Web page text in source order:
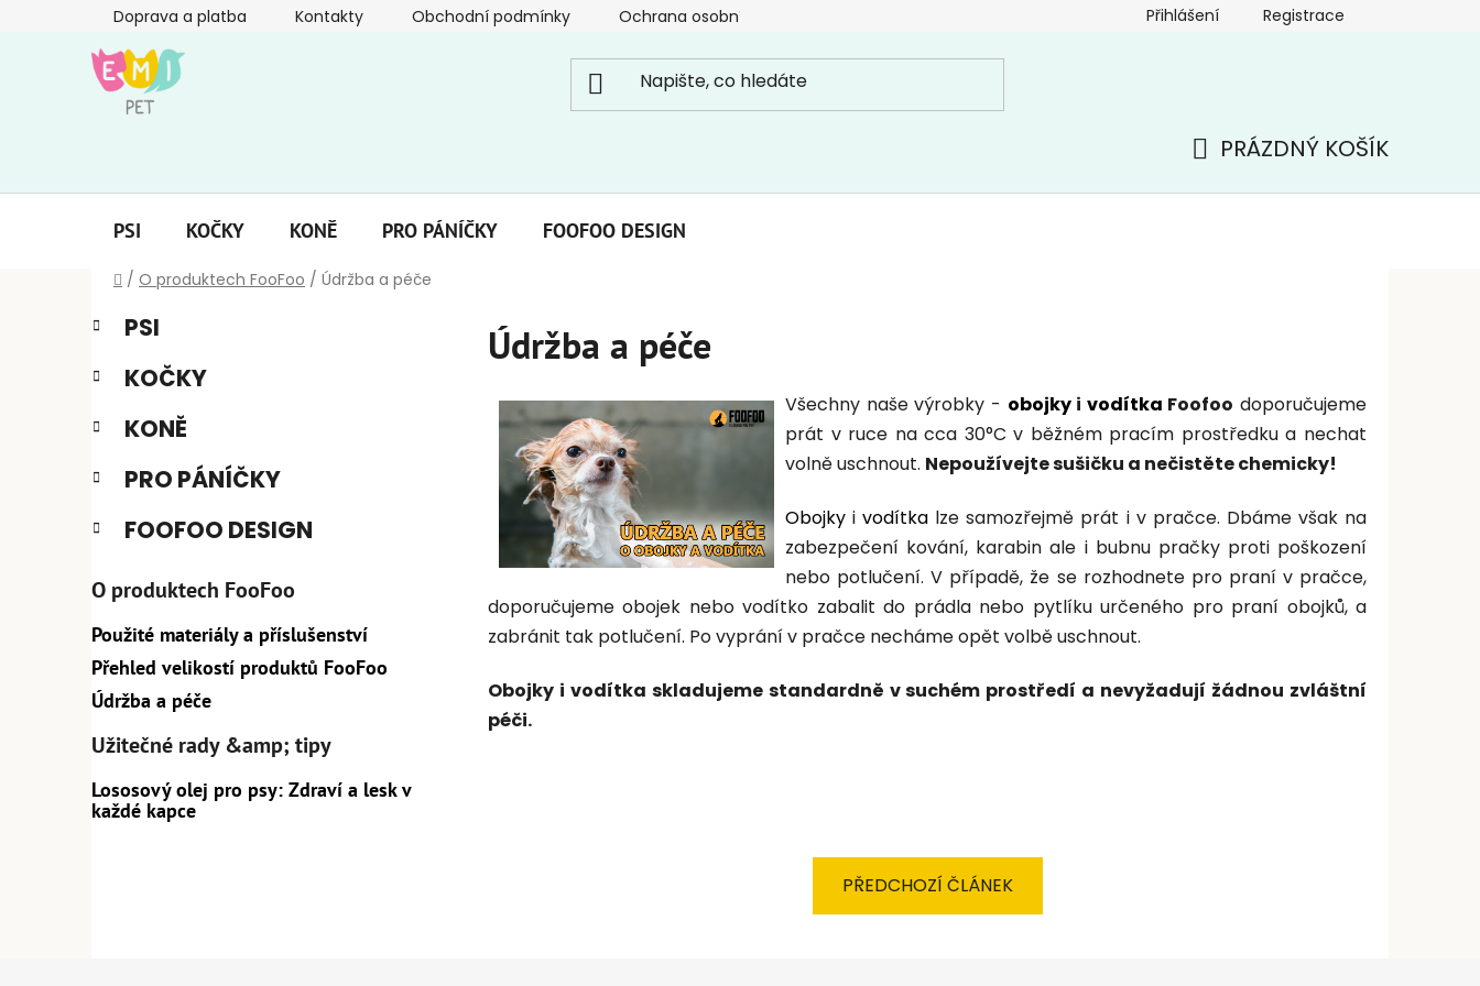
Doprava a platba Kontakty Obchodní podmínky Ochrana osobních údajů Přihlášení Registrace
PRÁZDNÝ KOŠÍK
PSI KOČKY KONĚ PRO PÁNÍČKY FOOFOO DESIGN
Domů
/ O produktech FooFoo / Údržba a péče
P
s
r
n
n
í
a
n
e
l
Přeskočit
kategorie
K
a
e
o
i
PSI
KOČKY
KONĚ
PRO PÁNÍČKY
FOOFOO DESIGN
O produktech FooFoo
Použité materiály a příslušenství
Přehled velikostí produktů FooFoo
Údržba a péče
Užitečné rady &amp; tipy
Lososový olej pro psy: Zdraví a lesk v
každé kapce
Údržba a péče
Všechny naše výrobky - obojky i vodítka Foofoo doporučujeme
prát v ruce na cca 30°C v běžném pracím prostředku a nechat
volně uschnout. Nepoužívejte sušičku a nečistěte chemicky!
Obojkyivodítka lze samozřejmě prát i v pračce. Dbáme však na
zabezpečení kování, karabin ale i bubnu pračky proti poškození
nebo potlučení. V případě, že se rozhodnete pro praní v pračce,
doporučujeme obojek nebo vodítko zabalit do prádla nebo pytlíku určeného pro praní obojků, a
zabránit tak potlučení. Po vyprání v pračce necháme opět volbě uschnout.
Obojky i vodítka skladujeme standardně v suchém prostředí a nevyžadují žádnou zvláštní
péči.
PŘEDCHOZÍ ČLÁNEK